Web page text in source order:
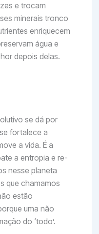
e trocam
minerais tronco
enriquecem
água e
depois delas.
se dá por
fortalece a
a vida. É a
a entropia e re-
nesse planeta
que chamamos
estão
uma não
do ‘todo’.